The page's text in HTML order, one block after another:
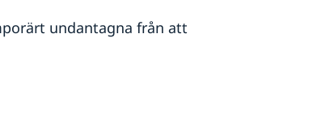
undantagna från att